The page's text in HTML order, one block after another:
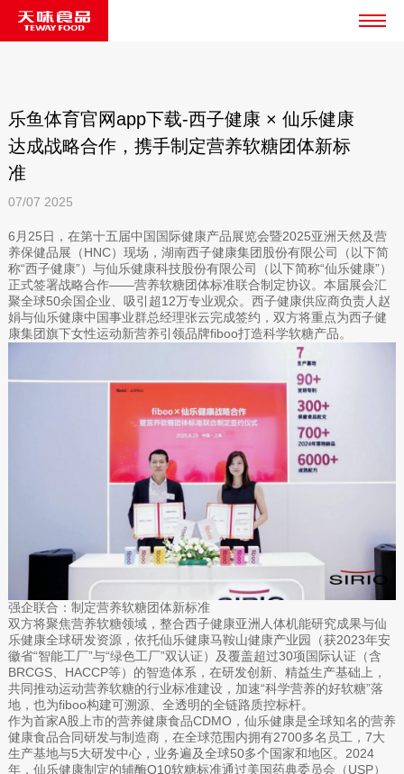
乐鱼体育官网app下载-西子健康 × 仙乐健康
达成战略合作，携手制定营养软糖团体新标
准
07/07 2025
6月25日，在第十五届中国国际健康产品展览会暨2025亚洲天然及营
养保健品展（HNC）现场，湖南西子健康集团股份有限公司（以下简
称“西子健康”）与仙乐健康科技股份有限公司（以下简称“仙乐健康”）
正式签署战略合作——营养软糖团体标准联合制定协议。本届展会汇
聚全球50余国企业、吸引超12万专业观众。西子健康供应商负责人赵
娟与仙乐健康中国事业群总经理张云完成签约，双方将重点为西子健
康集团旗下女性运动新营养引领品牌fiboo打造科学软糖产品。
强企联合：制定营养软糖团体新标准
双方将聚焦营养软糖领域，整合西子健康亚洲人体机能研究成果与仙
乐健康全球研发资源，依托仙乐健康马鞍山健康产业园（获2023年安
徽省“智能工厂”与“绿色工厂”双认证）及覆盖超过30项国际认证（含
BRCGS、HACCP等）的智造体系，在研发创新、精益生产基础上，
共同推动运动营养软糖的行业标准建设，加速“科学营养的好软糖”落
地，也为fiboo构建可溯源、全透明的全链路质控标杆。
作为首家A股上市的营养健康食品CDMO，仙乐健康是全球知名的营养
健康食品合同研发与制造商，在全球范围内拥有2700多名员工，7大
生产基地与5大研发中心，业务遍及全球50多个国家和地区。2024
年，仙乐健康制定的辅酶Q10软糖标准通过美国药典委员会（USP）